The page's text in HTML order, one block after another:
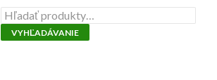
Hľadať:
VYHĽADÁVANIE